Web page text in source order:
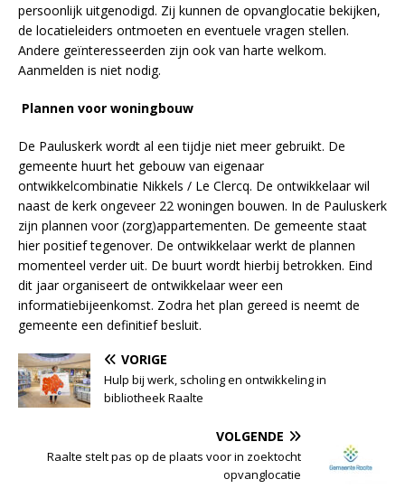
persoonlijk uitgenodigd. Zij kunnen de opvanglocatie bekijken,
de locatieleiders ontmoeten en eventuele vragen stellen.
Andere geïnteresseerden zijn ook van harte welkom.
Aanmelden is niet nodig.
Plannen voor woningbouw
De Pauluskerk wordt al een tijdje niet meer gebruikt. De
gemeente huurt het gebouw van eigenaar
ontwikkelcombinatie Nikkels / Le Clercq. De ontwikkelaar wil
naast de kerk ongeveer 22 woningen bouwen. In de Pauluskerk
zijn plannen voor (zorg)appartementen. De gemeente staat
hier positief tegenover. De ontwikkelaar werkt de plannen
momenteel verder uit. De buurt wordt hierbij betrokken. Eind
dit jaar organiseert de ontwikkelaar weer een
informatiebijeenkomst. Zodra het plan gereed is neemt de
gemeente een definitief besluit.
VORIGE
Hulp bij werk, scholing en ontwikkeling in
bibliotheek Raalte
VOLGENDE
Raalte stelt pas op de plaats voor in zoektocht
opvanglocatie